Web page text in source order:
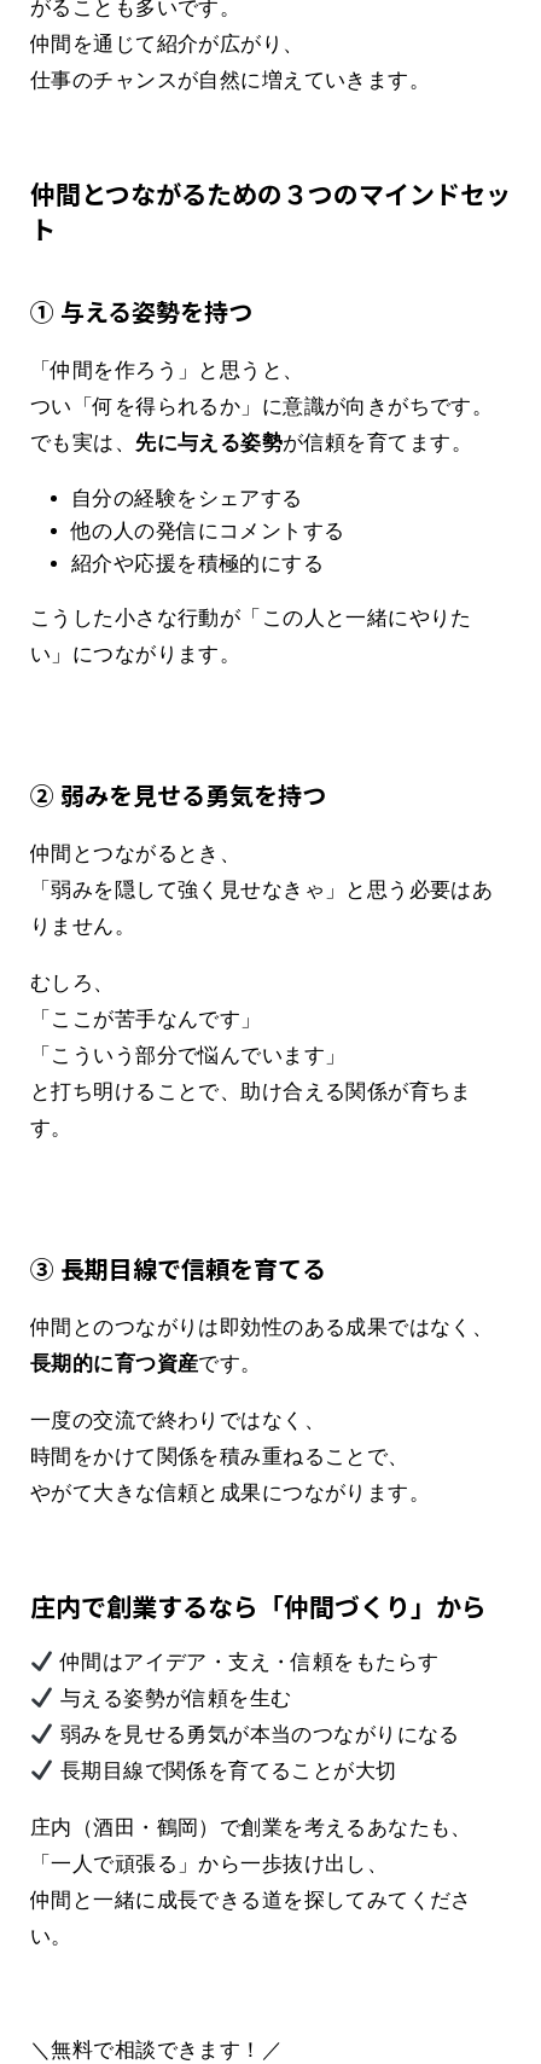
がることも多いです。
仲間を通じて紹介が広がり、
仕事のチャンスが自然に増えていきます。
仲間とつながるための３つのマインドセッ
ト
① 与える姿勢を持つ
「仲間を作ろう」と思うと、
つい「何を得られるか」に意識が向きがちです。
でも実は、 先に与える姿勢が信頼を育てます。
自分の経験をシェアする
他の人の発信にコメントする
紹介や応援を積極的にする
こうした小さな行動が「この人と一緒にやりた
い」につながります。
② 弱みを見せる勇気を持つ
仲間とつながるとき、
「弱みを隠して強く見せなきゃ」と思う必要はあ
りません。
むしろ、
「ここが苦手なんです」
「こういう部分で悩んでいます」
と打ち明けることで、助け合える関係が育ちま
す。
③ 長期目線で信頼を育てる
仲間とのつながりは即効性のある成果ではなく、
長期的に育つ資産です。
一度の交流で終わりではなく、
時間をかけて関係を積み重ねることで、
やがて大きな信頼と成果につながります。
庄内で創業するなら「仲間づくり」から
仲間はアイデア・支え・信頼をもたらす
与える姿勢が信頼を生む
弱みを見せる勇気が本当のつながりになる
長期目線で関係を育てることが大切
庄内（酒田・鶴岡）で創業を考えるあなたも、
「一人で頑張る」から一歩抜け出し、
仲間と一緒に成長できる道を探してみてくださ
い。
＼無料で相談できます！／